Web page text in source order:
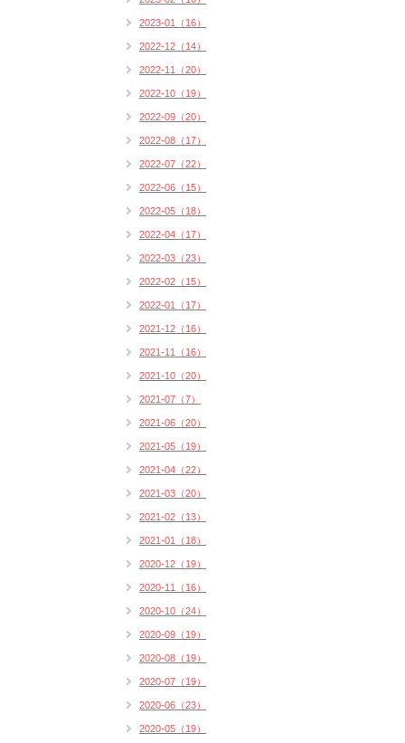
2023-01（16）
2022-12（14）
2022-11（20）
2022-10（19）
2022-09（20）
2022-08（17）
2022-07（22）
2022-06（15）
2022-05（18）
2022-04（17）
2022-03（23）
2022-02（15）
2022-01（17）
2021-12（16）
2021-11（16）
2021-10（20）
2021-07（7）
2021-06（20）
2021-05（19）
2021-04（22）
2021-03（20）
2021-02（13）
2021-01（18）
2020-12（19）
2020-11（16）
2020-10（24）
2020-09（19）
2020-08（19）
2020-07（19）
2020-06（23）
2020-05（19）